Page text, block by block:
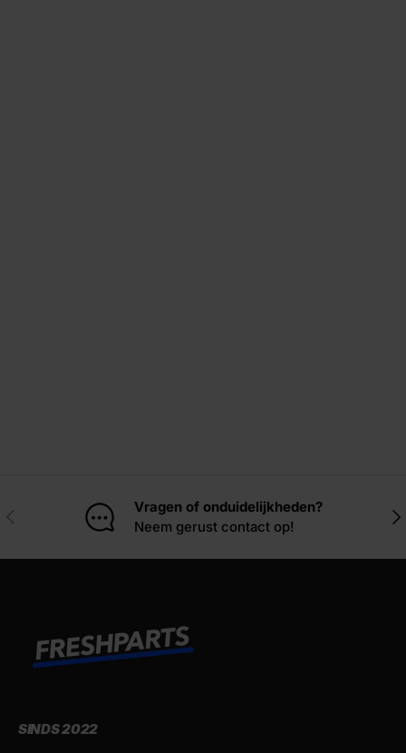
Vorige
Vragen of onduidelijkheden?
Neem gerust contact op!
SINDS 2022